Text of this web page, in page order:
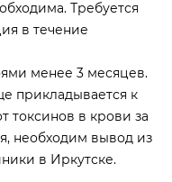
Требуется
в течение
менее 3 месяцев.
прикладывается к
токсинов в крови за
необходим вывод из
в Иркутске.